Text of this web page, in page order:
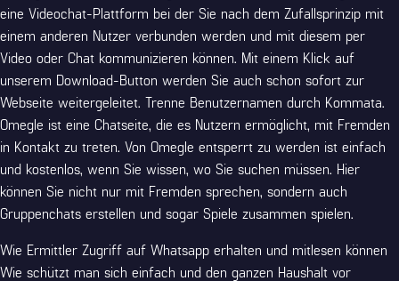
eine Videochat-Plattform bei der Sie nach dem Zufallsprinzip mit
einem anderen Nutzer verbunden werden und mit diesem per
Video oder Chat kommunizieren können. Mit einem Klick auf
unserem Download-Button werden Sie auch schon sofort zur
Webseite weitergeleitet. Trenne Benutzernamen durch Kommata.
Omegle ist eine Chatseite, die es Nutzern ermöglicht, mit Fremden
in Kontakt zu treten. Von Omegle entsperrt zu werden ist einfach
und kostenlos, wenn Sie wissen, wo Sie suchen müssen. Hier
können Sie nicht nur mit Fremden sprechen, sondern auch
Gruppenchats erstellen und sogar Spiele zusammen spielen.
Wie Ermittler Zugriff auf Whatsapp erhalten und mitlesen können
Wie schützt man sich einfach und den ganzen Haushalt vor